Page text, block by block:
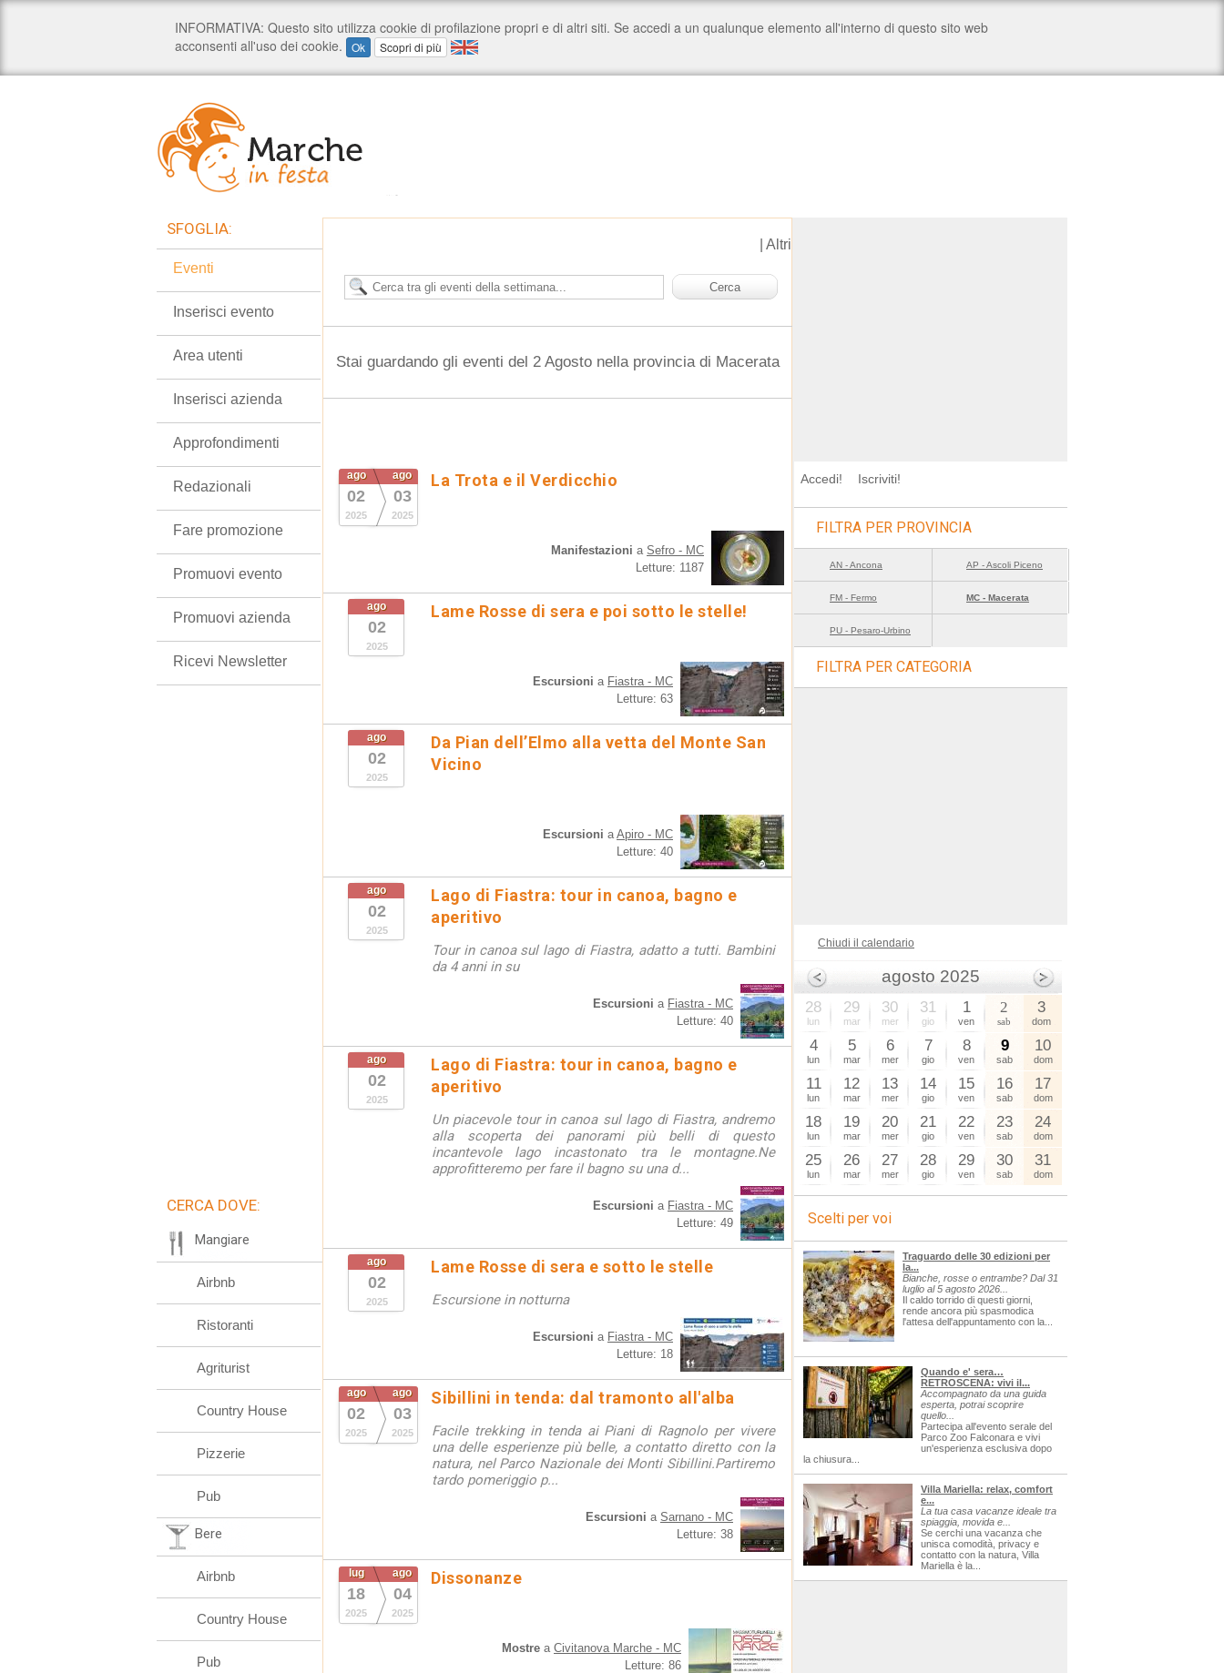
Altri
Stai guardando gli eventi del 2 Agosto nella provincia di Macerata
ago
02
2025
ago
03
2025
La Trota e il Verdicchio
Manifestazioni a Sefro - MC
Letture: 1187
ago
02
2025
Lame Rosse di sera e poi sotto le stelle!
Escursioni a Fiastra - MC
Letture: 63
ago
02
2025
Da Pian dell’Elmo alla vetta del Monte San
Vicino
Escursioni aApiro - MC
Letture: 40
ago
02
2025
Lago di Fiastra: tour in canoa, bagno e
aperitivo
Tour in canoa sul lago di Fiastra, adatto a tutti. Bambini
da 4 anni in su
Escursioni a Fiastra - MC
Letture: 40
ago
02
2025
Lago di Fiastra: tour in canoa, bagno e
aperitivo
Un piacevole tour in canoa sul lago di Fiastra, andremo
alla scoperta dei panorami più belli di questo
incantevole lago incastonato tra le montagne.Ne
approfitteremo per fare il bagno su una d...
Escursioni a Fiastra - MC
Letture: 49
ago
02
2025
Lame Rosse di sera e sotto le stelle
Escursione in notturna
Escursioni a Fiastra - MC
Letture: 18
ago
02
2025
ago
03
2025
Sibillini in tenda: dal tramonto all'alba
Facile trekking in tenda ai Piani di Ragnolo per vivere
una delle esperienze più belle, a contatto diretto con la
natura, nel Parco Nazionale dei Monti Sibillini.Partiremo
tardo pomeriggio p...
Escursioni a Sarnano - MC
Letture: 38
lug
18
2025
ago
04
2025
Dissonanze
Mostre a Civitanova Marche - MC
Letture: 86
SFOGLIA:
Eventi
Inserisci evento
Area utenti
Inserisci azienda
Approfondimenti
Redazionali
Fare promozione
Promuovi evento
Promuovi azienda
Ricevi Newsletter
CERCA DOVE:
Mangiare
Airbnb
Ristoranti
Agriturist
Country House
Pizzerie
Pub
Bere
Airbnb
Country House
Pub
Accedi! Iscriviti!
FILTRA PER PROVINCIA
AN - Ancona AP - Ascoli Piceno
FM - Fermo MC - Macerata
PU - Pesaro-Urbino
FILTRA PER CATEGORIA
Chiudi il calendario
agosto 2025
28
lun
29
mar
30
mer
31
gio
1
ven
2
sab
3
dom
4
lun
5
mar
6
mer
7
gio
8
ven
9
sab
10
dom
11
lun
12
mar
13
mer
14
gio
15
ven
16
sab
17
dom
18
lun
19
mar
20
mer
21
gio
22
ven
23
sab
24
dom
25
lun
26
mar
27
mer
28
gio
29
ven
30
sab
31
dom
Scelti per voi
Traguardo delle 30 edizioni per
la...
Bianche, rosse o entrambe? Dal 31
luglio al 5 agosto 2026...
Il caldo torrido di questi giorni,
rende ancora più spasmodica
l'attesa dell'appuntamento con la...
Quando e' sera…
RETROSCENA: vivi il...
Accompagnato da una guida
esperta, potrai scoprire
quello...
Partecipa all'evento serale del
Parco Zoo Falconara e vivi
un'esperienza esclusiva dopo
la chiusura...
Villa Mariella: relax, comfort
e...
La tua casa vacanze ideale tra
spiaggia, movida e...
Se cerchi una vacanza che
unisca comodità, privacy e
contatto con la natura, Villa
Mariella è la...